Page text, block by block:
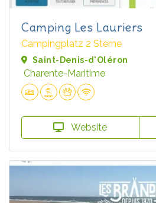
Camping Les Lauriers
Campingplatz 2 Sterne
Saint-Denis-d'Oléron
Charente-Maritime
Website